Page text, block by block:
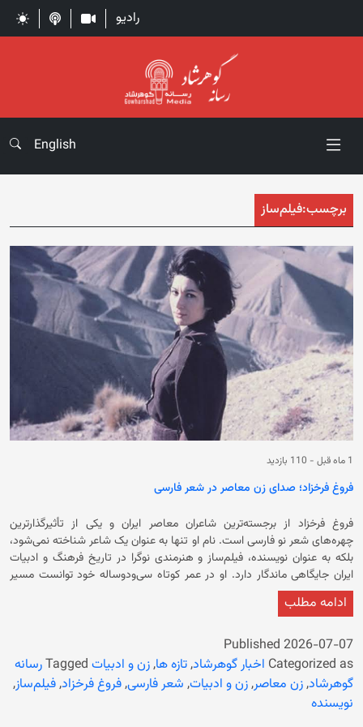
رادیو
English
برچسب:فیلم‌ساز
1 ماه قبل - 110 بازدید
فروغ فرخزاد؛ صدای زن معاصر در شعر فارسی
فروغ فرخزاد از برجسته‌ترین شاعران معاصر ایران و یکی از تأثیرگذارترین
چهره‌های شعر نو فارسی است. نام او تنها به عنوان یک شاعر شناخته نمی‌شود،
بلکه به عنوان نویسنده، فیلم‌ساز و هنرمندی نوگرا در تاریخ فرهنگ و ادبیات
ایران جایگاهی ماندگار دارد. او در عمر کوتاه سی‌ودوساله خود توانست مسیر
تازه‌ای در شعر معاصر بگشاید و با زبانی صریح، صمیمی و متفاوت، تجربه‌های
انسانی را به گونه‌ای بیان کند که آثارش همچنان پس از گذشت دهه‌ها خوانده
به شعر علاقه نشان داد و نخستین سروده‌هایش را در سنین پایین نوشت. او
در شانزده‌سالگی با پرویز شاپور ازدواج کرد و حاصل این ازدواج پسری به نام
کامیار بود. اما زندگی مشترک آنان چندان دوام نیاورد و جدایی، تأثیر عمیقی بر
زندگی شخصی و نگاه شاعرانه فروغ گذاشت. پس از جدایی، فروغ تمام توان خود
ادامه مطلب
Published 2026-07-07
Categorized as اخبار گوهرشاد,تازه ها,زن و ادبیات Taggedرسانه
گوهرشاد,زن معاصر,زن و ادبیات, شعر فارسی,فروغ فرخزاد,فیلم‌ساز,
نویسنده